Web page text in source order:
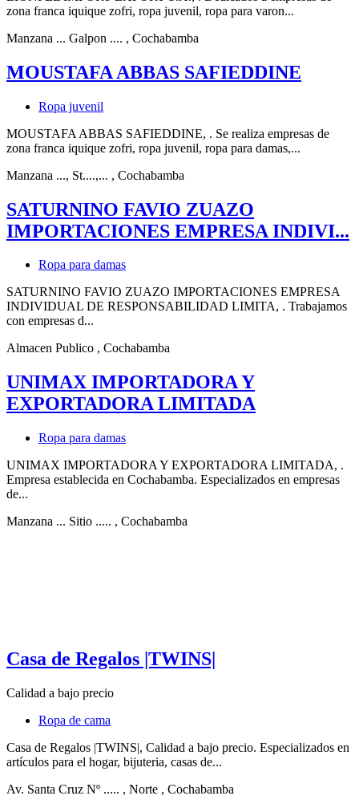
zona franca iquique zofri, ropa juvenil, ropa para varon...
Manzana ... Galpon .... , Cochabamba
MOUSTAFA ABBAS SAFIEDDINE
Ropa juvenil
MOUSTAFA ABBAS SAFIEDDINE, . Se realiza empresas de
zona franca iquique zofri, ropa juvenil, ropa para damas,...
Manzana ..., St....,... , Cochabamba
SATURNINO FAVIO ZUAZO
IMPORTACIONES EMPRESA INDIVI...
Ropa para damas
SATURNINO FAVIO ZUAZO IMPORTACIONES EMPRESA
INDIVIDUAL DE RESPONSABILIDAD LIMITA, . Trabajamos
con empresas d...
Almacen Publico , Cochabamba
UNIMAX IMPORTADORA Y
EXPORTADORA LIMITADA
Ropa para damas
UNIMAX IMPORTADORA Y EXPORTADORA LIMITADA, .
Empresa establecida en Cochabamba. Especializados en empresas
de...
Manzana ... Sitio ..... , Cochabamba
Casa de Regalos |TWINS|
Calidad a bajo precio
Ropa de cama
Casa de Regalos |TWINS|, Calidad a bajo precio. Especializados en
artículos para el hogar, bijuteria, casas de...
Av. Santa Cruz Nº ..... , Norte , Cochabamba